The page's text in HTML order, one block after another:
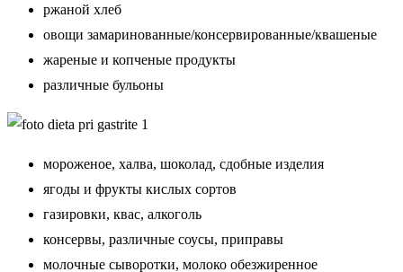
ржаной хлеб
овощи замаринованные/консервированные/квашеные
жареные и копченые продукты
различные бульоны
мороженое, халва, шоколад, сдобные изделия
ягоды и фрукты кислых сортов
газировки, квас, алкоголь
консервы, различные соусы, приправы
молочные сыворотки, молоко обезжиренное